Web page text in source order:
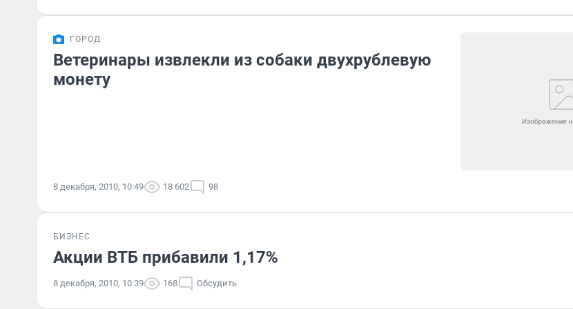
ГОРОД
Ветеринары извлекли из собаки двухрублевую
монету
8 декабря, 2010, 10:49 18 602 98
БИЗНЕС
Акции ВТБ прибавили 1,17%
8 декабря, 2010, 10:39 168 Обсудить